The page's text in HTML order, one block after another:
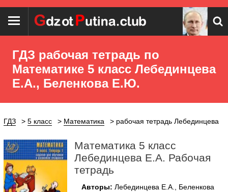
ГДЗ рабочая тетрадь по
Математике 5 класс Лебединцева
Е.А., Беленкова Е.Ю.
ГДЗ 5 класс Математика рабочая тетрадь Лебединцева
Математика 5 класс
Лебединцева Е.А. Рабочая
тетрадь
Авторы: Лебединцева Е.А., Беленкова